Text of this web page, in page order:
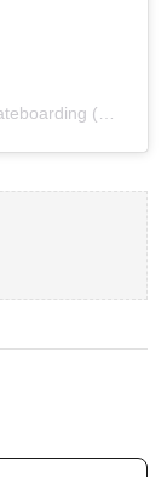
Una publicación compartida de Primitive Skateboarding (@primitiveskate)